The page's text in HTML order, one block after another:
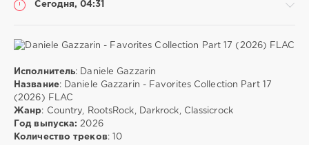
Сегодня, 04:31
Музыка
ivashka
2
Исполнитель: Daniele Gazzarin
Название: Daniele Gazzarin - Favorites Collection Part 17
(2026) FLAC
Жанр: Country, RootsRock, Darkrock, Classicrock
Год выпуска: 2026
Количество треков: 10